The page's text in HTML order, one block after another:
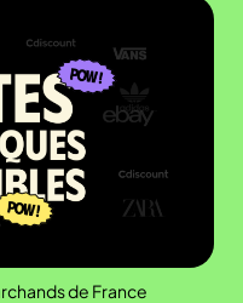
de France